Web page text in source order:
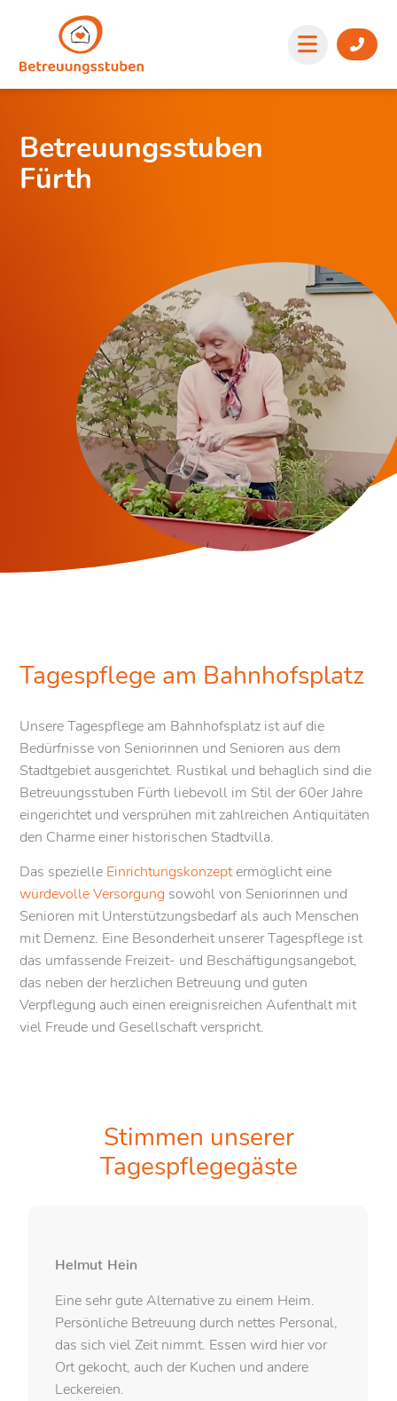
Betreuungsstuben
Fürth
Tagespflege am Bahnhofsplatz
Unsere Tagespflege am Bahnhofsplatz ist auf die
Bedürfnisse von Seniorinnen und Senioren aus dem
Stadtgebiet ausgerichtet. Rustikal und behaglich sind die
Betreuungsstuben Fürth liebevoll im Stil der 60er Jahre
eingerichtet und versprühen mit zahlreichen Antiquitäten
den Charme einer historischen Stadtvilla.
Das spezielle Einrichtungskonzeptermöglicht eine
würdevolle Versorgung sowohl von Seniorinnen und
Senioren mit Unterstützungsbedarf als auch Menschen
mit Demenz. Eine Besonderheit unserer Tagespflege ist
das umfassende Freizeit- und Beschäftigungsangebot,
das neben der herzlichen Betreuung und guten
Verpflegung auch einen ereignisreichen Aufenthalt mit
viel Freude und Gesellschaft verspricht.
Stimmen unserer
Tagespflegegäste
Helmut Hein
Eine sehr gute Alternative zu einem Heim.
Persönliche Betreuung durch nettes Personal,
das sich viel Zeit nimmt. Essen wird hier vor
Ort gekocht, auch der Kuchen und andere
Leckereien.